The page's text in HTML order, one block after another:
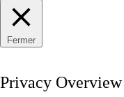
Fermer
Privacy Overview